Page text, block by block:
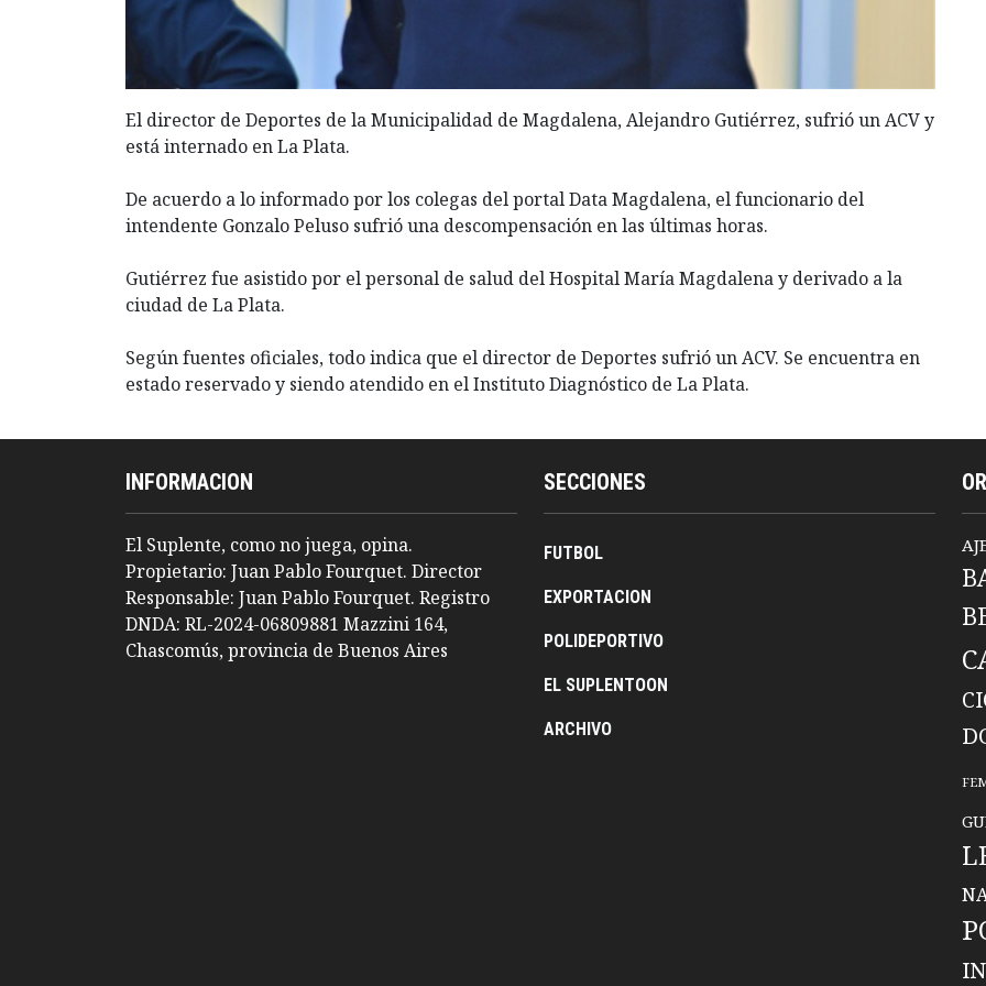
El director de Deportes de la Municipalidad de Magdalena, Alejandro Gutiérrez, sufrió un ACV y
está internado en La Plata.
De acuerdo a lo informado por los colegas del portal Data Magdalena, el funcionario del
intendente Gonzalo Peluso sufrió una descompensación en las últimas horas.
Gutiérrez fue asistido por el personal de salud del Hospital María Magdalena y derivado a la
ciudad de La Plata.
Según fuentes oficiales, todo indica que el director de Deportes sufrió un ACV. Se encuentra en
estado reservado y siendo atendido en el Instituto Diagnóstico de La Plata.
INFORMACION
El Suplente, como no juega, opina.
Propietario: Juan Pablo Fourquet. Director
Responsable: Juan Pablo Fourquet. Registro
DNDA: RL-2024-06809881 Mazzini 164,
Chascomús, provincia de Buenos Aires
SECCIONES
FUTBOL
EXPORTACION
POLIDEPORTIVO
EL SUPLENTOON
ARCHIVO